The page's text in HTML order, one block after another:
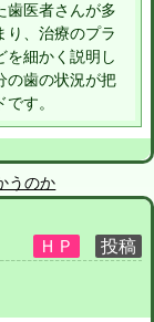
歯医者さんが多
り、治療のプラ
を細かく説明し
の歯の状況が把
す。
うのか